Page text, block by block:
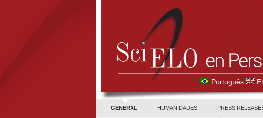
Português
GENERAL HUMANIDADES PRESS